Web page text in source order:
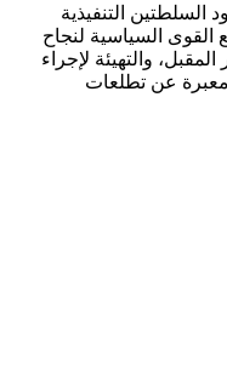
السلطتين التنفيذية
القوى السياسية لنجاح
والتهيئة لإجراء
معبرة عن تطلعات